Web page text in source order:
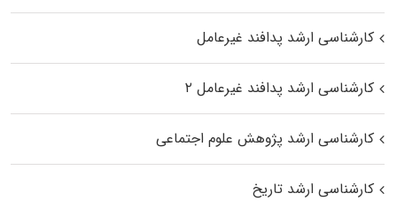
کارشناسی ارشد پدافند غیرعامل
کارشناسی ارشد پدافند غیرعامل ۲
کارشناسی ارشد پژوهش علوم اجتماعی
کارشناسی ارشد تاریخ